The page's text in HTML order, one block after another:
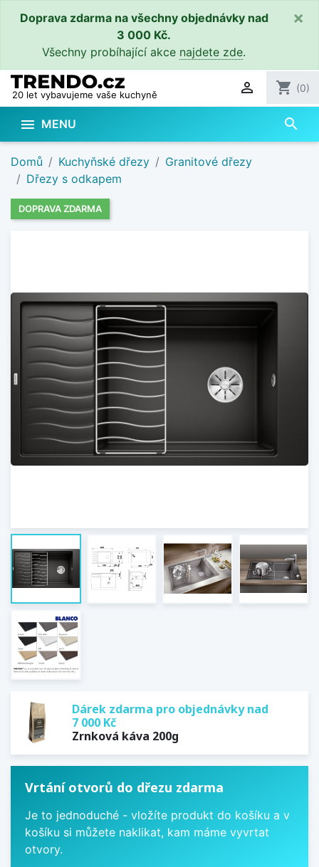
Doprava zdarma na všechny objednávky nad
3 000 Kč.
Všechny probíhající akce najdete zde.
×
20 let vybavujeme vaše kuchyně  shopping_cart (0)
 MENU search
Domů Kuchyňské dřezy
Granitové dřezy
Dřezy s odkapem
DOPRAVA ZDARMA
Dárek zdarma pro objednávky nad
7 000 Kč
Zrnková káva 200g
Vrtání otvorů do dřezu zdarma
Je to jednoduché - vložíte produkt do košíku a v
košíku si můžete naklikat, kam máme vyvrtat
otvory.